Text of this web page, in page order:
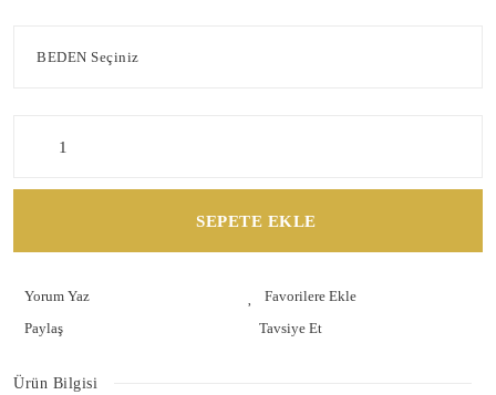
SEPETE EKLE
Yorum Yaz
Paylaş
Tavsiye Et
Ürün Bilgisi